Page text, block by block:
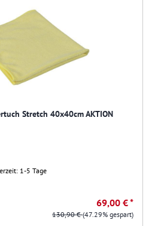
Stretch 40x40cm AKTION
1-5 Tage
69,00 € *
130,90 €(47.29% gespart)